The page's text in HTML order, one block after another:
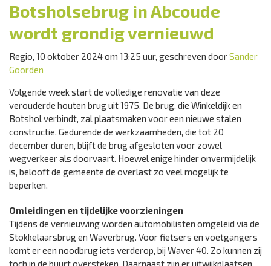
Botsholsebrug in Abcoude
wordt grondig vernieuwd
Regio, 10 oktober 2024 om 13:25 uur, geschreven doorSander
Goorden
Volgende week start de volledige renovatie van deze
verouderde houten brug uit 1975. De brug, die Winkeldijk en
Botshol verbindt, zal plaatsmaken voor een nieuwe stalen
constructie. Gedurende de werkzaamheden, die tot 20
december duren, blijft de brug afgesloten voor zowel
wegverkeer als doorvaart. Hoewel enige hinder onvermijdelijk
is, belooft de gemeente de overlast zo veel mogelijk te
beperken.
Omleidingen en tijdelijke voorzieningen
Tijdens de vernieuwing worden automobilisten omgeleid via de
Stokkelaarsbrug en Waverbrug. Voor fietsers en voetgangers
komt er een noodbrug iets verderop, bij Waver 40. Zo kunnen zij
toch in de buurt oversteken. Daarnaast zijn er uitwijkplaatsen